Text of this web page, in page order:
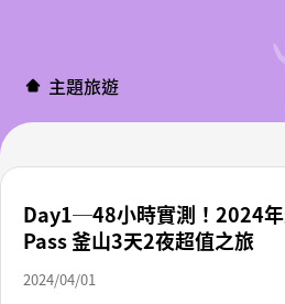
主題旅遊
Day1─48小時實測！2024
Pass 釜山3天2夜超值之旅
2024/04/01